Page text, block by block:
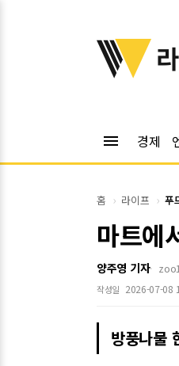
위키트리
menu 경제
홈 라이프 푸
마트에
양주영 기자
작성일 2026-07-08
방풍나물